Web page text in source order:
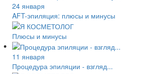
24 января
AFT-эпиляция: плюсы и минусы
Плюсы и минусы
11 января
Процедура эпиляции - взгляд...